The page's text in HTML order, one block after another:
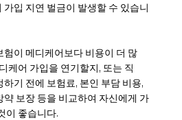
가입 지연 벌금이 발생할 수 있습니
험이 메디케어보다 비용이 더 많
케어 가입을 연기할지, 또는 직
기 전에 보험료, 본인 부담 비용,
보장 등을 비교하여 자신에게 가
이 좋습니다.